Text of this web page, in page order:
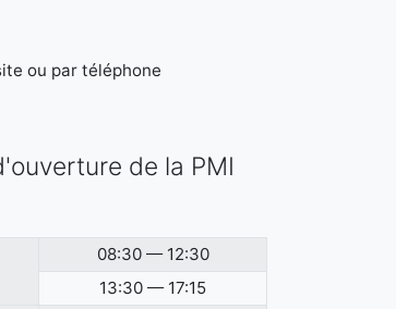
ou par téléphone
de la PMI
08:30 — 12:30
13:30 — 17:15